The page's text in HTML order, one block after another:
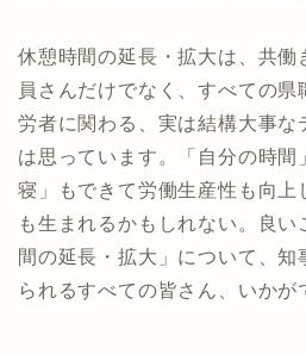
休憩時間の延長・拡大は、共働
員さんだけでなく、すべての県
労者に関わる、実は結構大事な
は思っています。「自分の時間
寝」もできて労働生産性も向上
も生まれるかもしれない。良
間の延長・拡大」について、知
られるすべての皆さん、いかが